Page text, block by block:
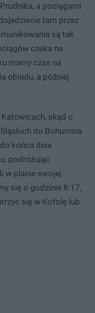
a pociągami
tam przez
są tak
czeka na
mamy czas na
obiadu, a później
skąd o
do Bohumina.
końca dnia
podróżując
w planie swojej
się o godzinie 8:17,
się w Kofolę lub